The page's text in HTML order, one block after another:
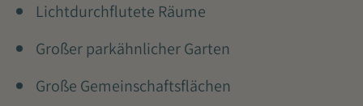
Lichtdurchflutete Räume
Großer parkähnlicher Garten
Große Gemeinschaftsflächen